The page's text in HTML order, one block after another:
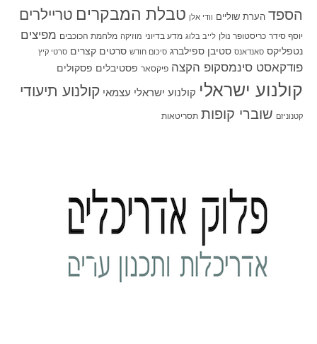
הספד הערת שוליים וודי אלן טבלת המבקרים טריילרים
יוסף סידר כריסטופר נולן לייב בלוג מדע בדיוני מוזיקה מלחמת הכוכבים מפיצים
נטפליקס סאנדאנס סטיבן ספילברג סיכום חודש סרטים קצרים סרטי קיץ
פודקאסט סינמסקופ הקצה פיקסאר פסטיבלים פסקולים
קולנוע ישראלי קולנוע ישראלי עצמאי קולנוע תיעודי
קטנוניזם שוברי קופות תסריטאות